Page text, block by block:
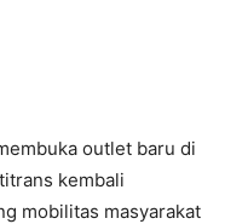
outlet baru di
kembali
mobilitas masyarakat